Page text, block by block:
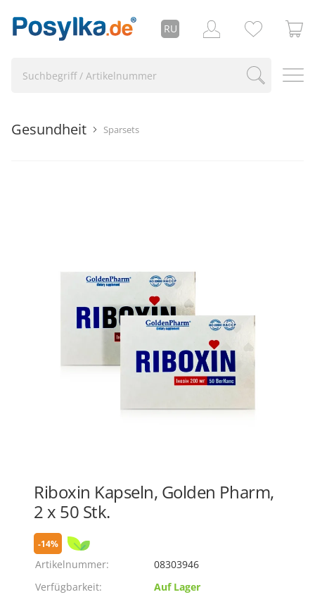
RU
Sparsets
Gesundheit
Riboxin Kapseln, Golden Pharm,
2 х 50 Stk.
-14%
Artikelnummer:
08303946
Verfügbarkeit:
Auf Lager